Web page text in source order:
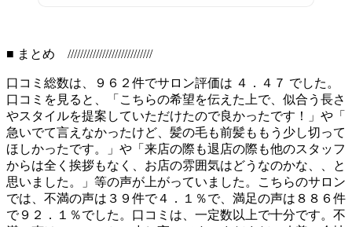
■ まとめ ///////////////////////////
口コミ総数は、９６２件でサロン評価は ４．４７ でした。
口コミを見ると、「こちらの希望を伝えた上で、似合う長さ
やスタイルを提案していただけたので良かったです！」や「
急いでて言えなかったけど、髪の毛も前髪ももう少し切って
ほしかったです。」や「来店の際も退店の際も他のスタッフ
からは全く挨拶もなく、お店の雰囲気はどうなのかな、、と
思いました。」等の声が上がっていました。こちらのサロン
では、不満の声は３９件で４．１％で、満足の声は８８６件
で９２．１％でした。口コミは、一定数以上で十分です。不